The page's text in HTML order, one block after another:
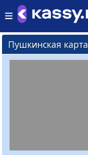
Пушкинская карта